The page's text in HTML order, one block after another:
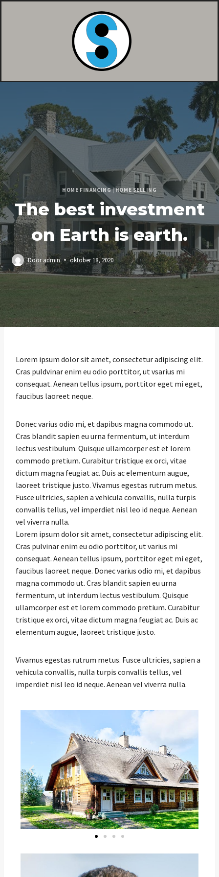
HOME FINANCING|HOME SELLING
The best investment
on Earth is earth.
Door admin oktober 18, 2020
Lorem ipsum dolor sit amet, consectetur adipiscing elit.
Cras puldvinar enim eu odio porttitor, ut vsarius mi
consequat. Aenean tellus ipsum, porttitor eget mi eget,
faucibus laoreet neque.
Donec varius odio mi, et dapibus magna commodo ut.
Cras blandit sapien eu urna fermentum, ut interdum
lectus vestibulum. Quisque ullamcorper est et lorem
commodo pretium. Curabitur tristique ex orci, vitae
dictum magna feugiat ac. Duis ac elementum augue,
laoreet tristique justo. Vivamus egestas rutrum metus.
Fusce ultricies, sapien a vehicula convallis, nulla turpis
convallis tellus, vel imperdiet nisl leo id neque. Aenean
vel viverra nulla.
Lorem ipsum dolor sit amet, consectetur adipiscing elit.
Cras pulvinar enim eu odio porttitor, ut varius mi
consequat. Aenean tellus ipsum, porttitor eget mi eget,
faucibus laoreet neque. Donec varius odio mi, et dapibus
magna commodo ut. Cras blandit sapien eu urna
fermentum, ut interdum lectus vestibulum. Quisque
ullamcorper est et lorem commodo pretium. Curabitur
tristique ex orci, vitae dictum magna feugiat ac. Duis ac
elementum augue, laoreet tristique justo.
Vivamus egestas rutrum metus. Fusce ultricies, sapien a
vehicula convallis, nulla turpis convallis tellus, vel
imperdiet nisl leo id neque. Aenean vel viverra nulla.